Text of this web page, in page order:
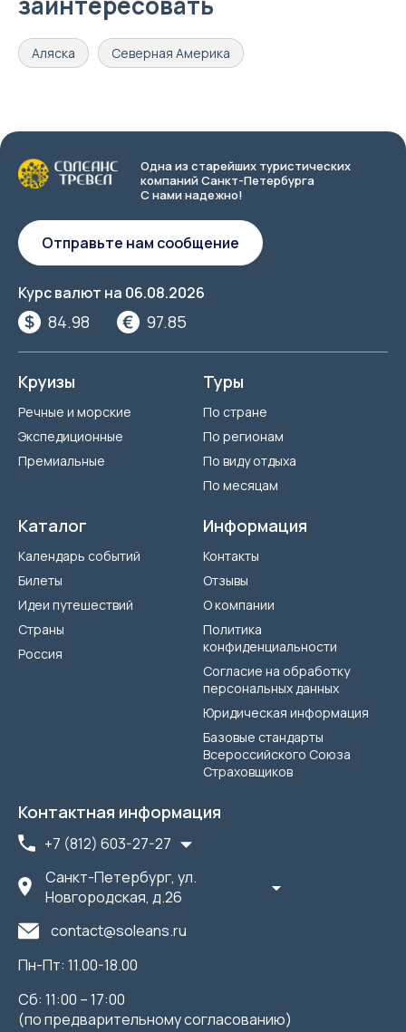
Аляска Северная Америка
Одна из старейших туристических
компаний Санкт-Петербурга
С нами надежно!
Курс валют на 06.08.2026
84.98 97.85
Отправьте нам сообщение
Круизы
Речные и морские
Экспедиционные
Премиальные
Туры
По стране
По регионам
По виду отдыха
По месяцам
Каталог
Календарь событий
Билеты
Идеи путешествий
Страны
Россия
Информация
Контакты
Отзывы
О компании
Политика
конфиденциальности
Согласие на обработку
персональных данных
Юридическая информация
Базовые стандарты
Всероссийского Союза
Страховщиков
Контактная информация
+7 (812) 603-27-27
Санкт-Петербург, ул.
Новгородская, д.26
contact@soleans.ru
Пн-Пт: 11.00-18.00
Сб: 11:00 – 17:00
(по предварительному согласованию)